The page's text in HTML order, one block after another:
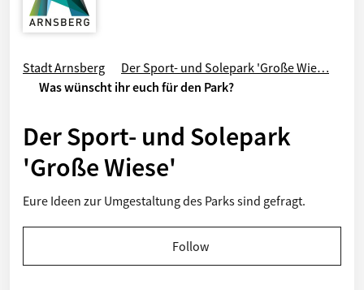
Stadt Arnsberg
Der Sport- und Solepark 'Große Wie…
Was wünscht ihr euch für den Park?
Der Sport- und Solepark
'Große Wiese'
Eure Ideen zur Umgestaltung des Parks sind gefragt.
Follow